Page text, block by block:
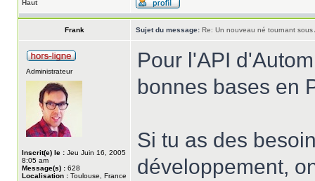
Haut
Frank Sujet du message: Re: Un nouveau né tournant sous
Administrateur
Inscrit(e) le : Jeu Juin 16, 2005
8:05 am
Message(s) : 628
Localisation : Toulouse, France
Pour l'API
bonnes bases en
Si tu as des
développement,